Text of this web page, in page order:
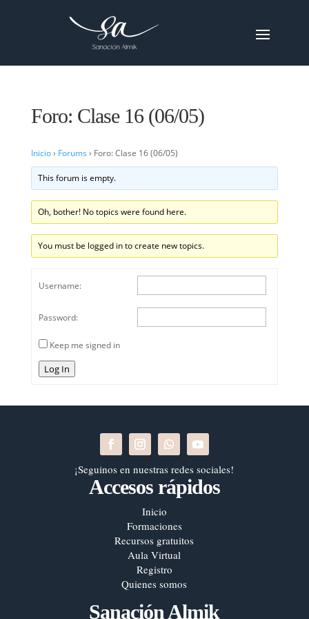
Foro: Clase 16 (06/05)
Inicio› Forums › Foro: Clase 16 (06/05)
This forum is empty.
Oh, bother! No topics were found here.
You must be logged in to create new topics.
Username:
Password:
Keep me signed in
Log In
¡Seguinos en nuestras redes sociales!
Accesos rápidos
Inicio
Formaciones
Recursos gratuitos
Aula Virtual
Registro
Quienes somos
Sanación Almik